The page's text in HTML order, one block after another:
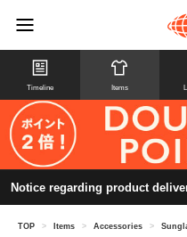
Timeline Items
Notice regarding product
TOP > Items > Accessories >